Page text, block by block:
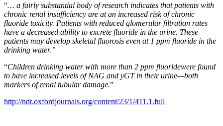
“… a fairly substantial body of research indicates that patients with
chronic renal insufficiency are at an increased risk of chronic
fluoride toxicity. Patients with reduced glomerular filtration rates
have a decreased ability to excrete fluoride in the urine. These
patients may develop skeletal fluorosis even at 1 ppm fluoride in the
drinking water.”
“Children drinking water with more than 2 ppm fluoridewere found
to have increased levels of NAG and yGT in their urine—both
markers of renal tubular damage.”
http://ndt.oxfordjournals.org/content/23/1/411.1.full